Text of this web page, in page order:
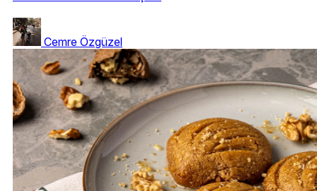
Cemre Özgüzel